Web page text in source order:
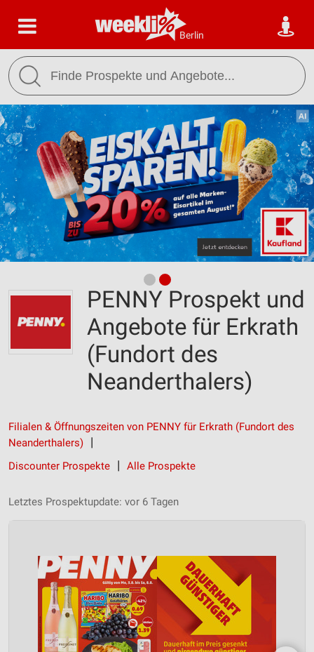
Berlin
PENNY Prospekt und
Angebote für Erkrath
(Fundort des
Neanderthalers)
Filialen & Öffnungszeiten von PENNY für Erkrath (Fundort des
Neanderthalers)
Discounter Prospekte
Alle Prospekte
Letztes Prospektupdate: vor 6 Tagen